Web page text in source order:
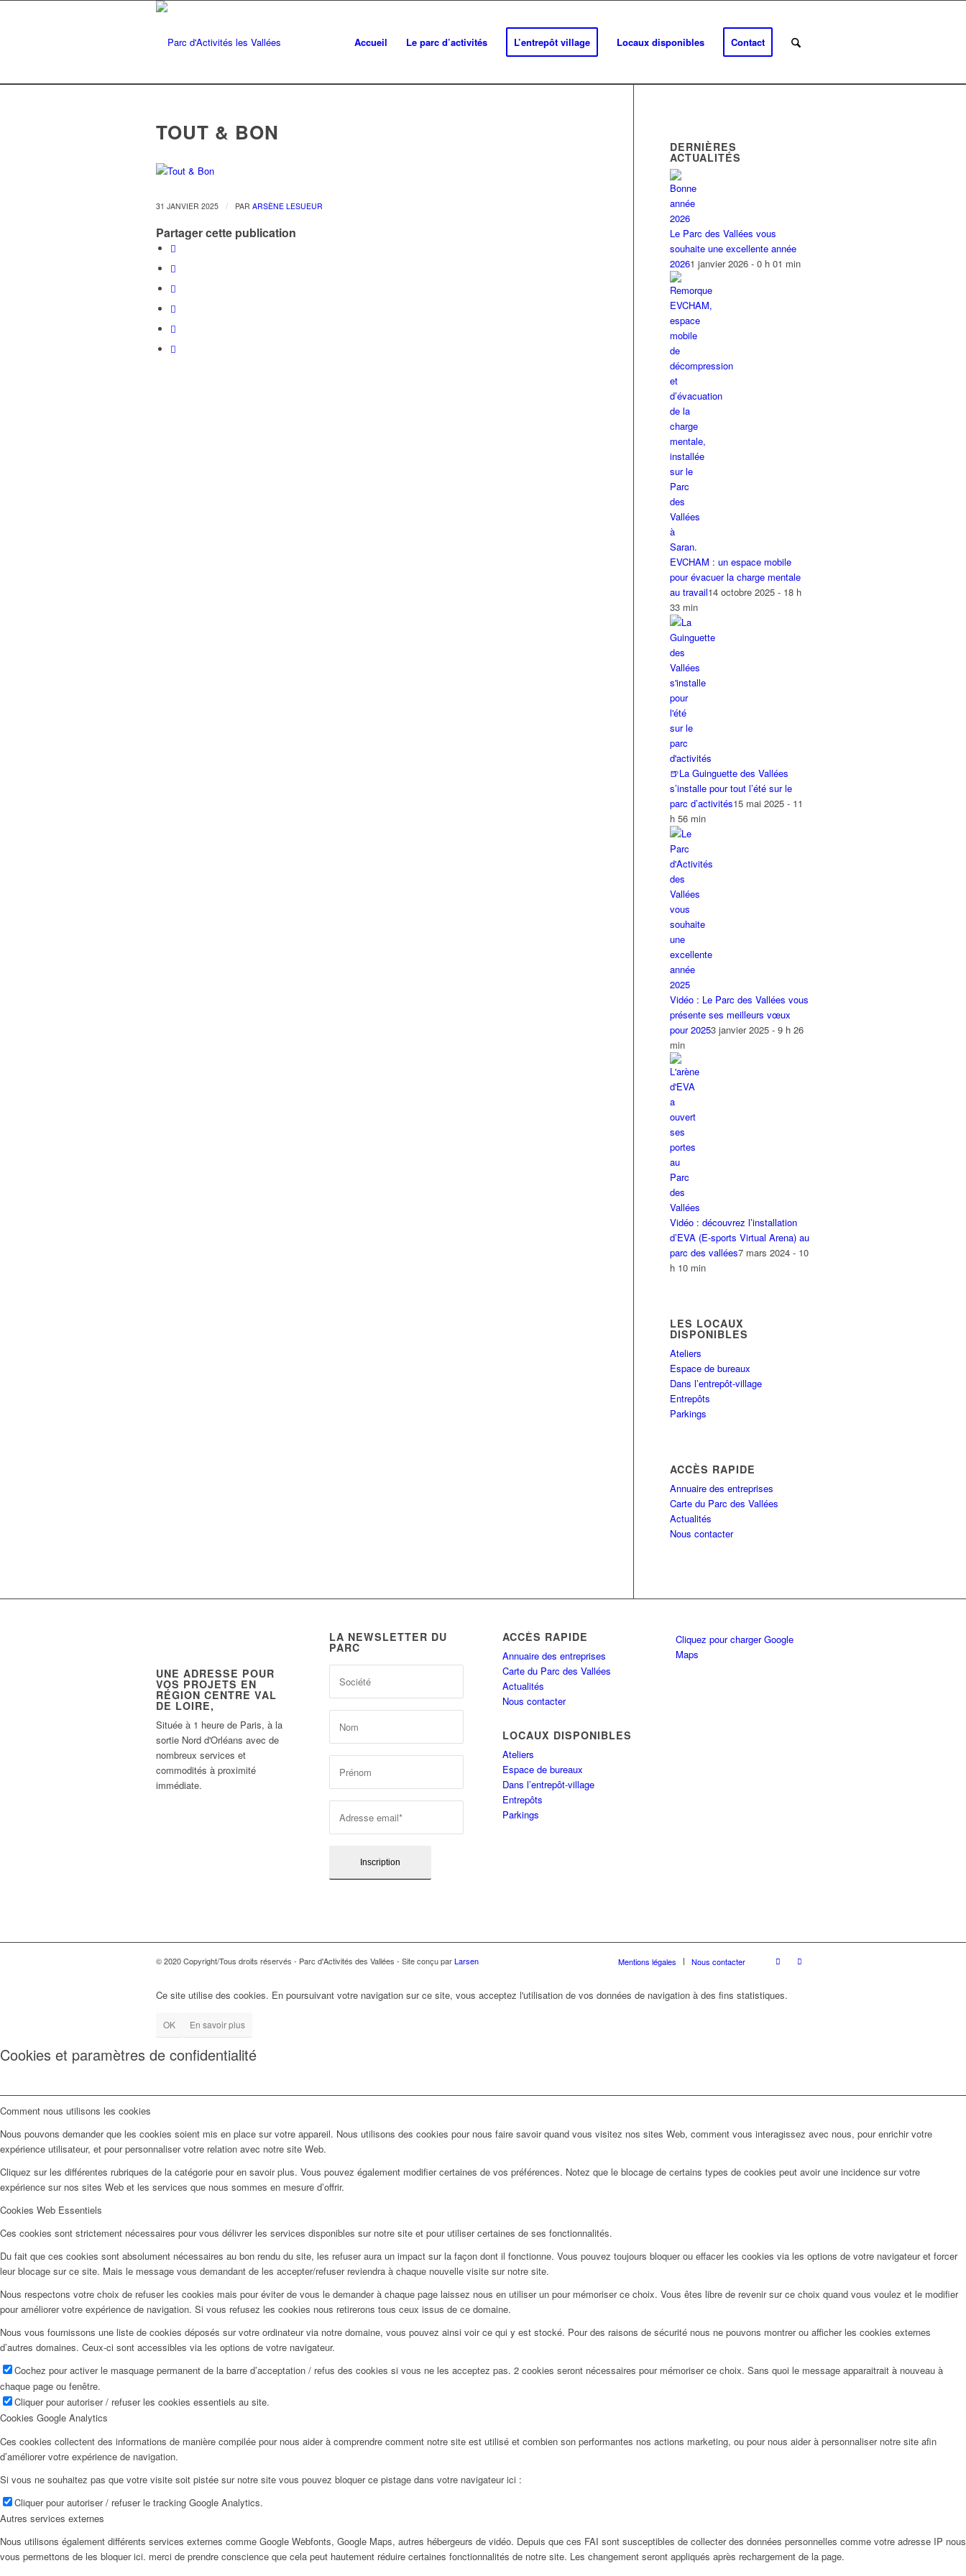
Accueil Le parc d’activités L’entrepôt village Locaux disponibles Contact
TOUT & BON
31 JANVIER 2025 / PAR ARSÈNE LESUEUR
Partager cette publication
DERNIÈRES
ACTUALITÉS
Le Parc des Vallées vous
souhaite une excellente année
20261 janvier 2026 - 0 h 01 min
EVCHAM : un espace mobile
pour évacuer la charge mentale
au travail14 octobre 2025 - 18 h
33 min
🍺La Guinguette des Vallées
s’installe pour tout l’été sur le
parc d’activités15 mai 2025 - 11
h 56 min
Vidéo : Le Parc des Vallées vous
présente ses meilleurs vœux
pour 20253 janvier 2025 - 9 h 26
min
Vidéo : découvrez l’installation
d’EVA (E-sports Virtual Arena) au
parc des vallées7 mars 2024 - 10
h 10 min
LES LOCAUX
DISPONIBLES
Ateliers
Espace de bureaux
Dans l’entrepôt-village
Entrepôts
Parkings
ACCÈS RAPIDE
Annuaire des entreprises
Carte du Parc des Vallées
Actualités
Nous contacter
UNE ADRESSE POUR
VOS PROJETS EN
RÉGION CENTRE VAL
DE LOIRE,
Située à 1 heure de Paris, à la
sortie Nord d'Orléans avec de
nombreux services et
commodités à proximité
immédiate.
LA NEWSLETTER DU
PARC
ACCÈS RAPIDE
Annuaire des entreprises
Carte du Parc des Vallées
Actualités
Nous contacter
LOCAUX DISPONIBLES
Ateliers
Espace de bureaux
Dans l’entrepôt-village
Entrepôts
Parkings
Cliquez pour charger Google
Maps
© 2020 Copyright/Tous droits réservés - Parc d'Activités des Vallées - Site conçu parLarsen Mentions légales Nous contacter
Ce site utilise des cookies. En poursuivant votre navigation sur ce site, vous acceptez l'utilisation de vos données de navigation à des fins statistiques.
OK En savoir plus
Cookies et paramètres de confidentialité
Comment nous utilisons les cookies
Nous pouvons demander que les cookies soient mis en place sur votre appareil. Nous utilisons des cookies pour nous faire savoir quand vous visitez nos sites Web, comment vous interagissez avec nous, pour enrichir votre
expérience utilisateur, et pour personnaliser votre relation avec notre site Web.
Cliquez sur les différentes rubriques de la catégorie pour en savoir plus. Vous pouvez également modifier certaines de vos préférences. Notez que le blocage de certains types de cookies peut avoir une incidence sur votre
expérience sur nos sites Web et les services que nous sommes en mesure d’offrir.
Cookies Web Essentiels
Ces cookies sont strictement nécessaires pour vous délivrer les services disponibles sur notre site et pour utiliser certaines de ses fonctionnalités.
Du fait que ces cookies sont absolument nécessaires au bon rendu du site, les refuser aura un impact sur la façon dont il fonctionne. Vous pouvez toujours bloquer ou effacer les cookies via les options de votre navigateur et forcer
leur blocage sur ce site. Mais le message vous demandant de les accepter/refuser reviendra à chaque nouvelle visite sur notre site.
Nous respectons votre choix de refuser les cookies mais pour éviter de vous le demander à chaque page laissez nous en utiliser un pour mémoriser ce choix. Vous êtes libre de revenir sur ce choix quand vous voulez et le modifier
pour améliorer votre expérience de navigation. Si vous refusez les cookies nous retirerons tous ceux issus de ce domaine.
Nous vous fournissons une liste de cookies déposés sur votre ordinateur via notre domaine, vous pouvez ainsi voir ce qui y est stocké. Pour des raisons de sécurité nous ne pouvons montrer ou afficher les cookies externes
d’autres domaines. Ceux-ci sont accessibles via les options de votre navigateur.
Cochez pour activer le masquage permanent de la barre d’acceptation / refus des cookies si vous ne les acceptez pas. 2 cookies seront nécessaires pour mémoriser ce choix. Sans quoi le message apparaitrait à nouveau à
chaque page ou fenêtre.
Cliquer pour autoriser / refuser les cookies essentiels au site.
Cookies Google Analytics
Ces cookies collectent des informations de manière compilée pour nous aider à comprendre comment notre site est utilisé et combien son performantes nos actions marketing, ou pour nous aider à personnaliser notre site afin
d’améliorer votre expérience de navigation.
Si vous ne souhaitez pas que votre visite soit pistée sur notre site vous pouvez bloquer ce pistage dans votre navigateur ici :
Cliquer pour autoriser / refuser le tracking Google Analytics.
Autres services externes
Nous utilisons également différents services externes comme Google Webfonts, Google Maps, autres hébergeurs de vidéo. Depuis que ces FAI sont susceptibles de collecter des données personnelles comme votre adresse IP nous
vous permettons de les bloquer ici. merci de prendre conscience que cela peut hautement réduire certaines fonctionnalités de notre site. Les changement seront appliqués après rechargement de la page.